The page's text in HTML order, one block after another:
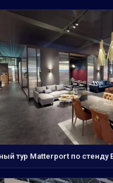
тур Matterport по стенду